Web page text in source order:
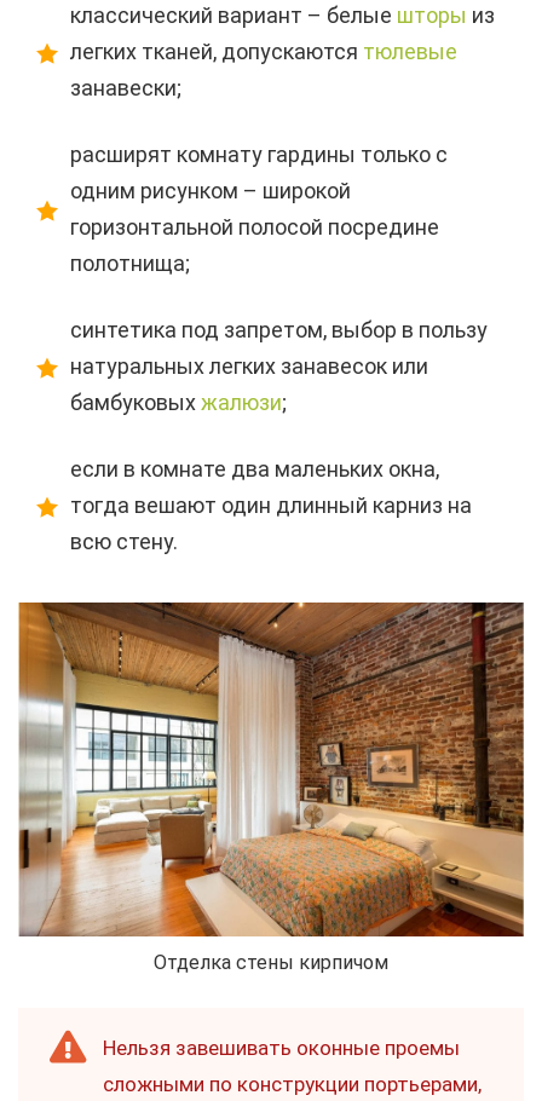
классический вариант – белые шторы из
легких тканей, допускаются тюлевые
занавески;
расширят комнату гардины только с
одним рисунком – широкой
горизонтальной полосой посредине
полотнища;
синтетика под запретом, выбор в пользу
натуральных легких занавесок или
бамбуковыхжалюзи;
если в комнате два маленьких окна,
тогда вешают один длинный карниз на
всю стену.
Отделка стены кирпичом
Нельзя завешивать оконные проемы
сложными по конструкции портьерами,